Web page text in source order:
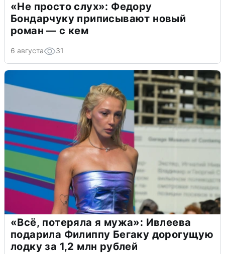
«Не просто слух»: Федору
Бондарчуку приписывают новый
роман — с кем
6 августа 31
«Всё, потеряла я мужа»: Ивлеева
подарила Филиппу Бегаку дорогущую
лодку за 1,2 млн рублей